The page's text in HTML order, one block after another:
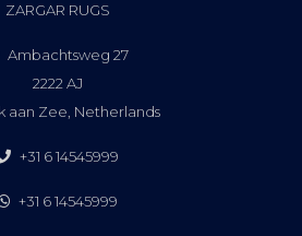
ZARGAR RUGS
Ambachtsweg 27
2222 AJ
aan Zee, Netherlands
+31 6 14545999
+31 6 14545999